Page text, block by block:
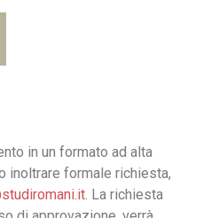
in un formato ad alta
inoltrare formale richiesta,
. La richiesta